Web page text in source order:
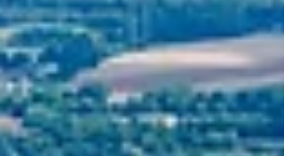
Anmeldung und wie du Unterstützung von
anderen Sportstudenten beim Training
bekommst, für dich zusammengefasst. 📋 Aufbau
& Anforderungen: Sporte